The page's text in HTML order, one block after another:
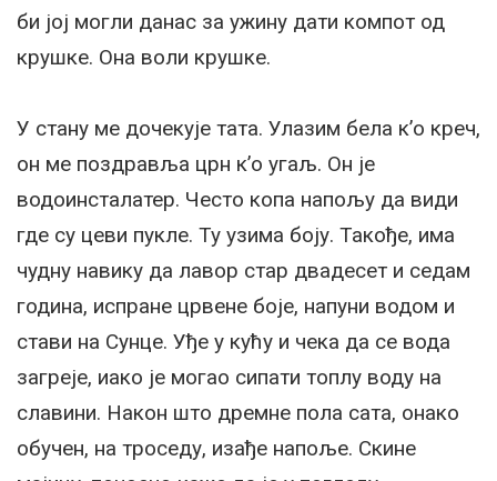
би јој могли данас за ужину дати компот од
крушке. Она воли крушке.
У стану ме дочекује тата. Улазим бела к’о креч,
он ме поздравља црн к’о угаљ. Он је
водоинсталатер. Често копа напољу да види
где су цеви пукле. Ту узима боју. Такође, има
чудну навику да лавор стар двадесет и седам
година, испране црвене боје, напуни водом и
стави на Сунце. Уђе у кућу и чека да се вода
загреје, иако је могао сипати топлу воду на
славини. Након што дремне пола сата, онако
обучен, на троседу, изађе напоље. Скине